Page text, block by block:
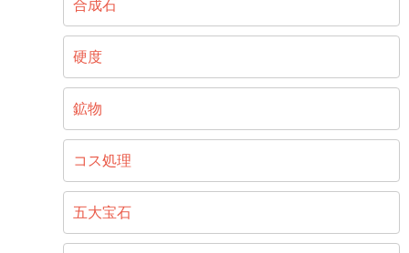
合成石
硬度
鉱物
コス処理
五大宝石